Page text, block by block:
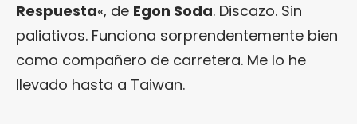
Respuesta«, de Egon Soda. Discazo. Sin
paliativos. Funciona sorprendentemente bien
como compañero de carretera. Me lo he
llevado hasta a Taiwan.